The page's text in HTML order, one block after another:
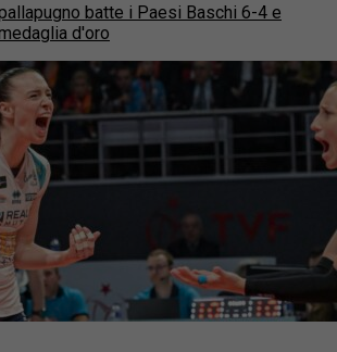
batte i Paesi Baschi 6-4 e
d'oro